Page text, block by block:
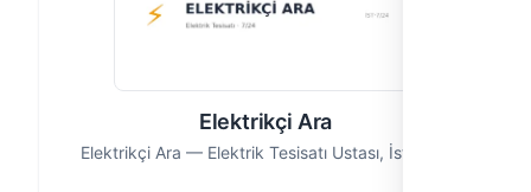
Elektrikçi Ara
Elektrikçi Ara — Elektrik Tesisatı Ustası, İstanbul